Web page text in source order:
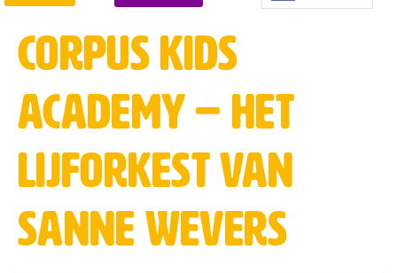
CORPUS Kids
Academy – Het
lijforkest van
Sanne Wevers